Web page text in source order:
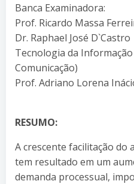
Banca Examinadora:
Prof. Ricardo Massa
Dr. Raphael José
Tecnologia da Informação
Comunicação)
Prof. Adriano Lorena
RESUMO:
A crescente facilitação do
tem resultado em um
demanda processual,